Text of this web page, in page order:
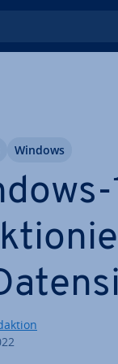
Windows